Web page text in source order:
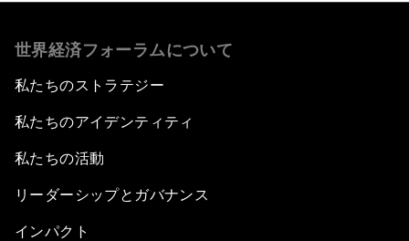
世界経済フォーラムについて
私たちのストラテジー
私たちのアイデンティティ
私たちの活動
リーダーシップとガバナンス
インパクト